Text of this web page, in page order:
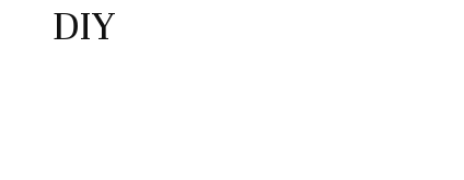
DIY